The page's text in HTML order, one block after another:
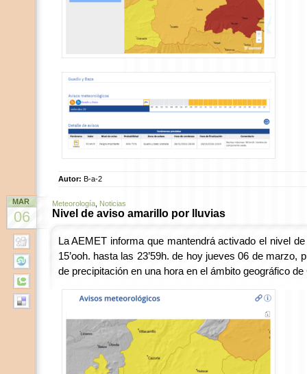
Autor: B-a-2
MAR
06
Meteorología, Noticias
Nivel de aviso amarillo por lluvias
La AEMET informa que mantendrá activado el nivel
15’ooh. hasta las 23’59h. de hoy jueves 06 de marzo,
de precipitación en una hora en el ámbito geográfico